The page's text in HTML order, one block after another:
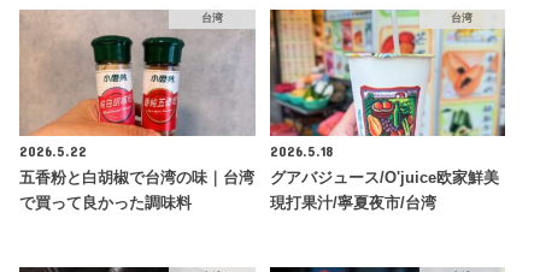
台湾
2026.5.22
五香粉と白胡椒で台湾の味｜台湾
で買って良かった調味料
台湾
2026.5.18
グアバジュース/O'juice欧家鮮美
現打果汁/寧夏夜市/台湾